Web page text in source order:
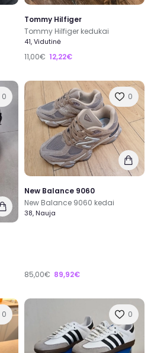
Tommy Hilfiger
Tommy Hilfiger kedukai
41, Vidutinė
11,00€ 12,22€
0 0
New Balance 9060
New Balance 9060 kedai
38, Nauja
85,00€ 89,92€
0 0